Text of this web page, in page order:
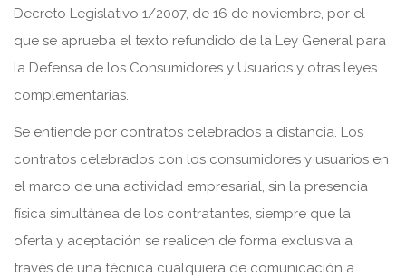
Decreto Legislativo 1/2007, de 16 de noviembre, por el
que se aprueba el texto refundido de la Ley General para
la Defensa de los Consumidores y Usuarios y otras leyes
complementarias.
Se entiende por contratos celebrados a distancia. Los
contratos celebrados con los consumidores y usuarios en
el marco de una actividad empresarial, sin la presencia
física simultánea de los contratantes, siempre que la
oferta y aceptación se realicen de forma exclusiva a
través de una técnica cualquiera de comunicación a